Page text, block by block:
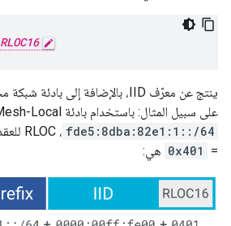
RLOC16
على سبيل المثال: باستخدام بادئة Mesh-Local لـ
fde5:8dba:82e1:1::/64
=
0x401 هي: